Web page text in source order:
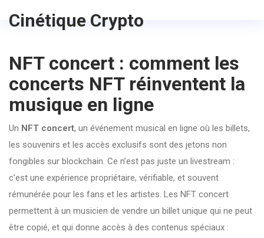
Cinétique Crypto
NFT concert : comment les
concerts NFT réinventent la
musique en ligne
Un NFT concert, un événement musical en ligne où les billets,
les souvenirs et les accès exclusifs sont des jetons non
fongibles sur blockchain. Ce n’est pas juste un livestream :
c’est une expérience propriétaire, vérifiable, et souvent
rémunérée pour les fans et les artistes. Les NFT concert
permettent à un musicien de vendre un billet unique qui ne peut
être copié, et qui donne accès à des contenus spéciaux :